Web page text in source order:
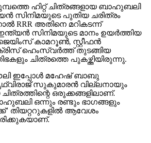
ഹിറ്റ് ചിത്രങ്ങളായ ബാഹുബലി
സിനിമയുടെ പുതിയ ചരിത്രം
RRR അതിനെ മറികടന്ന്
സിനിമയുടെ മാനം ഉയര്‍ത്തിയ
ജെയിംസ് കാമറൂണ്‍, സ്റ്റീഫന്‍
ഹെംസ്വര്‍ത്ത് തുടങ്ങിയ
ചിത്രത്തെ പുകഴ്ത്തിയിരുന്നു.
ഇപ്പോള്‍ മഹേഷ് ബാബു
സുകുമാരന്‍ വില്ലനായും
ഒരുക്കങ്ങളിലാണ്.
ഒന്നും രണ്ടും ഭാഗങ്ങളും
തിയറ്ററുകളില്‍ ആവേശം